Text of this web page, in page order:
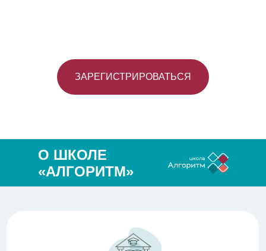
ЗАРЕГИСТРИРОВАТЬСЯ
О ШКОЛЕ
«АЛГОРИТМ»